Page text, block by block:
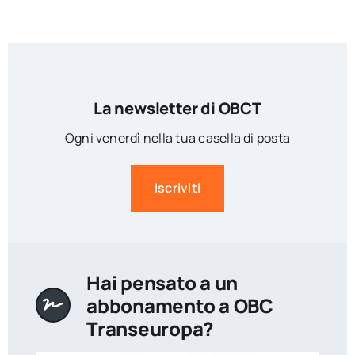
La newsletter di OBCT
Ogni venerdì nella tua casella di posta
Iscriviti
Hai pensato a un
abbonamento a OBC
Transeuropa?